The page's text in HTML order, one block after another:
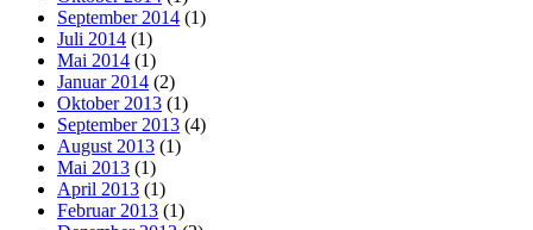
September 2014 (1)
Juli 2014 (1)
Mai 2014 (1)
Januar 2014 (2)
Oktober 2013 (1)
September 2013 (4)
August 2013 (1)
Mai 2013 (1)
April 2013 (1)
Februar 2013 (1)